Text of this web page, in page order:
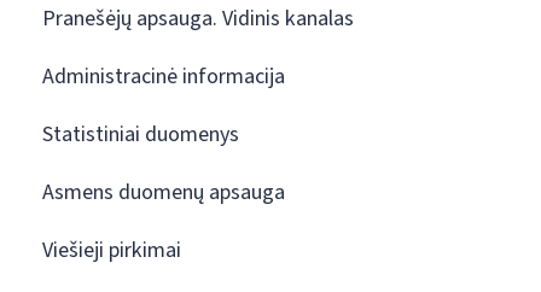
Pranešėjų apsauga. Vidinis kanalas
Administracinė informacija
Statistiniai duomenys
Asmens duomenų apsauga
Viešieji pirkimai